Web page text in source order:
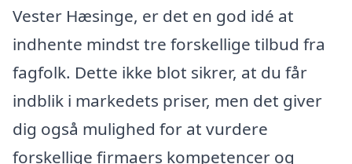
Vester Hæsinge, er det en god idé at
indhente mindst tre forskellige tilbud fra
fagfolk. Dette ikke blot sikrer, at du får
indblik i markedets priser, men det giver
dig også mulighed for at vurdere
forskellige firmaers kompetencer og